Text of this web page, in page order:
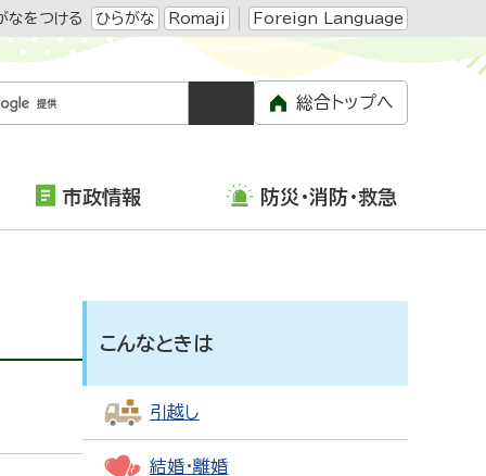
なをつける ひらがな Romaji Foreign Language
総合トップへ
市政情報 防災・消防・救急
こんなときは
引越し
結婚・離婚